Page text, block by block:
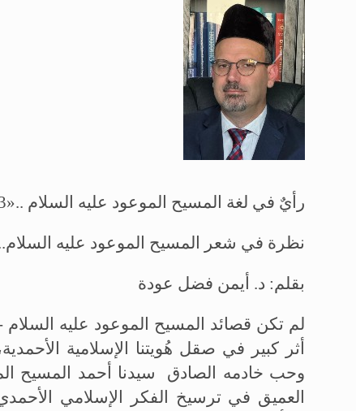
اقرأ هذا الكتاب وتعرّف على حقيقة
عرض مصوَّر لأقوال المستشرقين في
الحجّ.. دلالات، حِكم، وأهداف >>
رأيٌ في لغة المسيح الموعود عليه السلام ..«3»
نظرة في شعر المسيح الموعود عليه
بقلم: د. أيمن فضل عودة
لم تكن قصائد المسيح الموعود عليه
أثر كبير في صقل هُويتنا الإسلامية
وحب خادمه الصادق سيدنا أحمد المسيح
العميق في ترسيخ الفكر الإسلامي